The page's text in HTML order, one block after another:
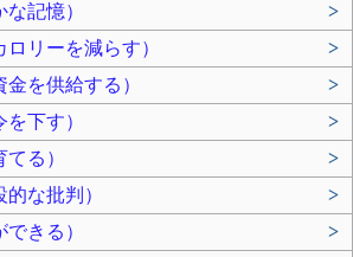
記憶）
>
リーを減らす）
>
を供給する）
>
下す）
>
る）
>
な批判）
>
きる）
>